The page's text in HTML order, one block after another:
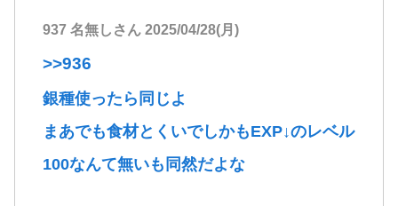
937 名無しさん 2025/04/28(月)
>>936
銀種使ったら同じよ
まあでも食材とくいでしかもEXP↓のレベル
100なんて無いも同然だよな